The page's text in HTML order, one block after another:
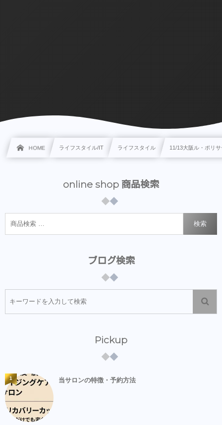
HOME ライフスタイル/IT ライフスタイル 11/13大阪ル・ポリ
online shop 商品検索
検索
ブログ検索
Pickup
当サロンの特徴・予約方法
1